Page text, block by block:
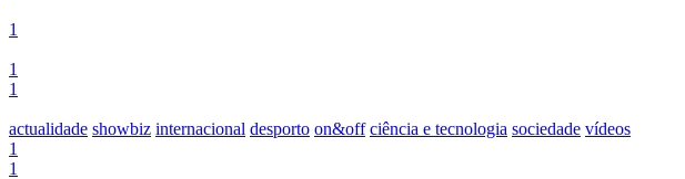
1
1
1
actualidade showbiz internacional desporto on&off ciência e tecnologia sociedade vídeos
1
1